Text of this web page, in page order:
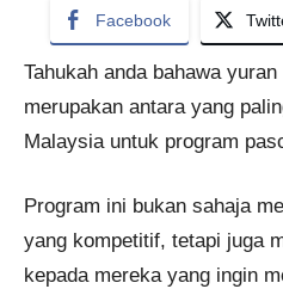
Facebook
Tahukah anda bahawa
merupakan antara yang
Malaysia untuk program
Program ini bukan sahaja
yang kompetitif, tetapi juga
kepada mereka yang ingin